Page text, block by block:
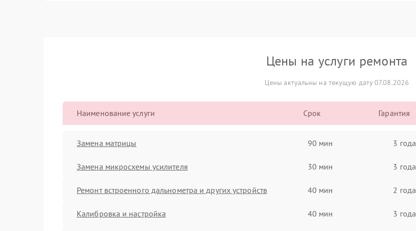
Цены на услуги ремонта
Цены актуальны на текущую дату 07.08.2026
Наименование услуги Срок Гарантия
Замена матрицы 90 мин 3 года
Замена микросхемы усилителя 30 мин 3 года
Ремонт встроенного дальнометра и других устройств 40 мин 2 года
Калибровка и настройка 40 мин 3 года